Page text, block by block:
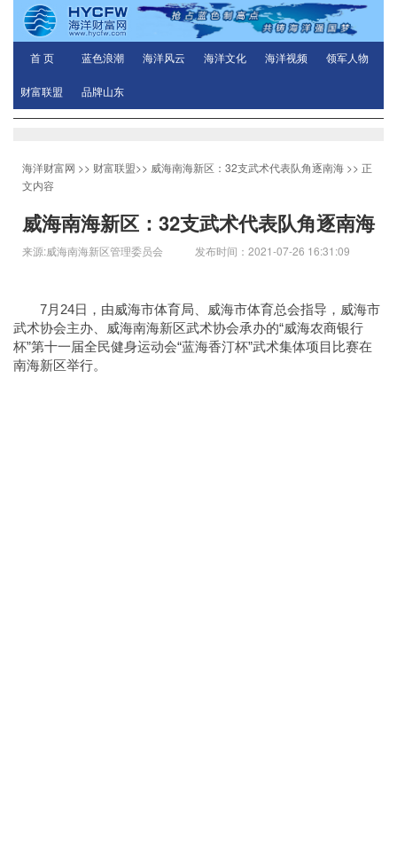
首 页 蓝色浪潮 海洋风云 海洋文化 海洋视频 领军人物
财富联盟 品牌山东
海洋财富网 >> 财富联盟>> 威海南海新区：32支武术代表队角逐南海 >> 正
文内容
威海南海新区：32支武术代表队角逐南海
来源:威海南海新区管理委员会 发布时间：2021-07-26 16:31:09
7月24日，由威海市体育局、威海市体育总会指导，威海市
武术协会主办、威海南海新区武术协会承办的“威海农商银行
杯”第十一届全民健身运动会“蓝海香汀杯”武术集体项目比赛在
南海新区举行。